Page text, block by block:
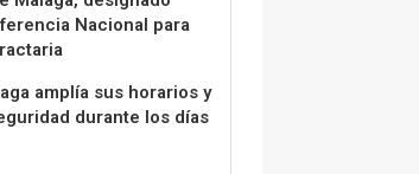
Nacional para
amplía sus horarios y
durante los días